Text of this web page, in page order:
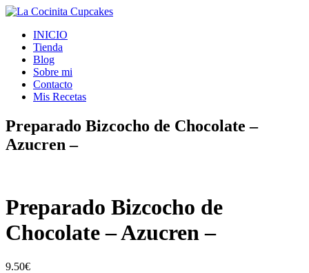
INICIO
Tienda
Blog
Sobre mi
Contacto
Mis Recetas
Preparado Bizcocho de Chocolate –
Azucren –
Preparado Bizcocho de
Chocolate – Azucren –
9.50€